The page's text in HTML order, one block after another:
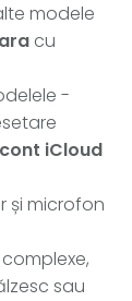
modele
cu
-
iCloud
și microfon
sau